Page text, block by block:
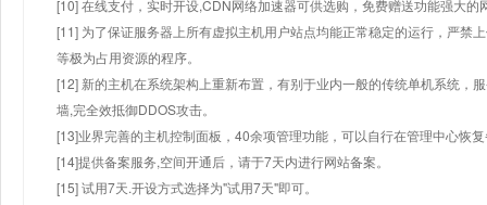
[10] 在线支付，实时开设,CDN网络加速器可供选购，免费赠送功能强大
[11] 为了保证服务器上所有虚拟主机用户站点均能正常稳定的运行，严禁
等极为占用资源的程序。
[12] 新的主机在系统架构上重新布置，有别于业内一般的传统单机系统，
墙,完全效抵御DDOS攻击。
[13]业界完善的主机控制面板，40余项管理功能，可以自行在管理中心恢
[14]提供备案服务,空间开通后，请于7天内进行网站备案。
[15] 试用7天.开设方式选择为"试用7天"即可。